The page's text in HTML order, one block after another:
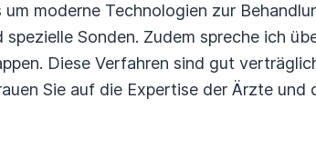
um moderne Technologien zur
Sonden. Zudem spreche ich
Diese Verfahren sind gut
Sie auf die Expertise der Ärzte